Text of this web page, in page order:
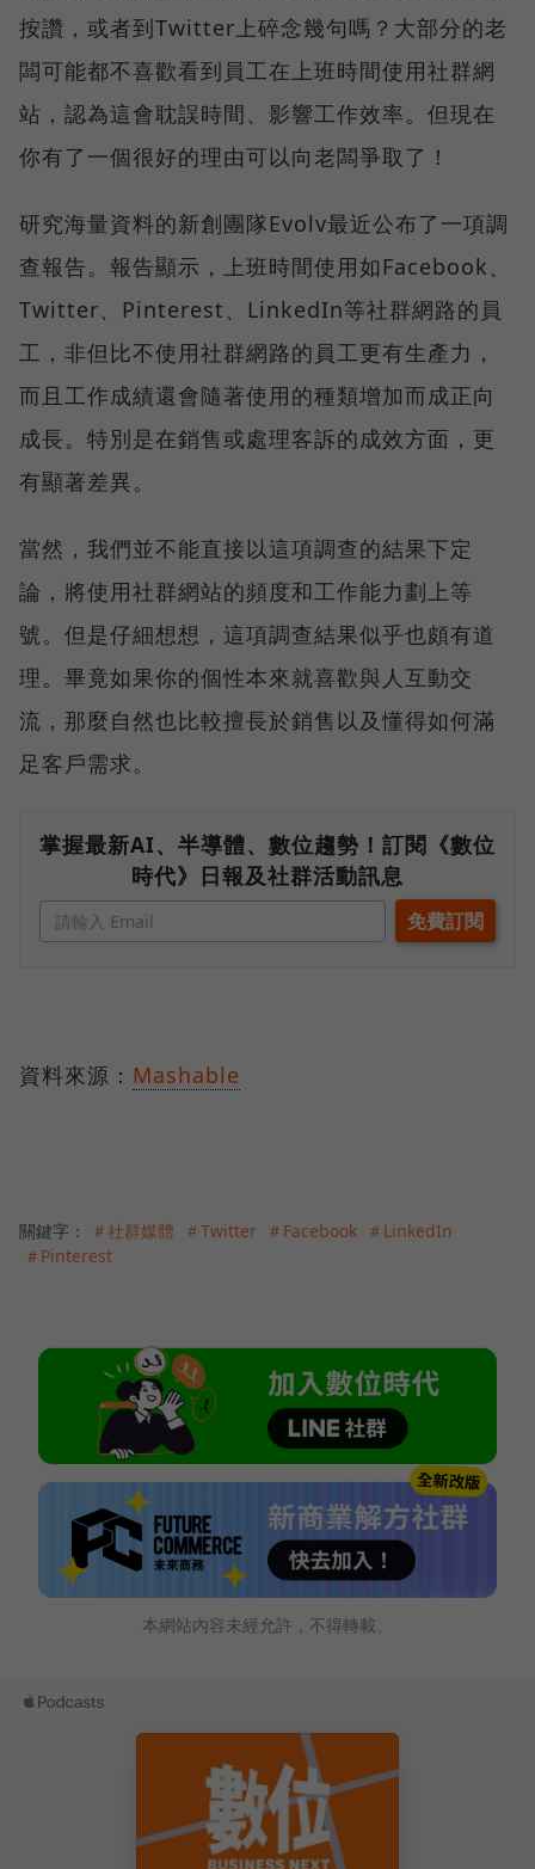
按讚，或者到Twitter上碎念幾句嗎？大部分的老
闆可能都不喜歡看到員工在上班時間使用社群網
站，認為這會耽誤時間、影響工作效率。但現在
你有了一個很好的理由可以向老闆爭取了！
研究海量資料的新創團隊Evolv最近公布了一項調
查報告。報告顯示，上班時間使用如Facebook、
Twitter、Pinterest、LinkedIn等社群網路的員
工，非但比不使用社群網路的員工更有生產力，
而且工作成績還會隨著使用的種類增加而成正向
成長。特別是在銷售或處理客訴的成效方面，更
有顯著差異。
當然，我們並不能直接以這項調查的結果下定
論，將使用社群網站的頻度和工作能力劃上等
號。但是仔細想想，這項調查結果似乎也頗有道
理。畢竟如果你的個性本來就喜歡與人互動交
流，那麼自然也比較擅長於銷售以及懂得如何滿
足客戶需求。
掌握最新AI、半導體、數位趨勢！訂閱《數位
時代》日報及社群活動訊息
資料來源： Mashable
關鍵字： ＃社群媒體 ＃Twitter ＃Facebook ＃LinkedIn
＃Pinterest
本網站內容未經允許，不得轉載。